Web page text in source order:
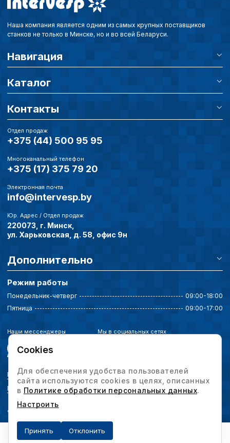
Наша компания является одним из самых крупных поставщиков
станков не только в Минске, но и во всей Беларуси.
Навигация
Каталог
Контакты
Отдел продаж
+375 (44) 500 95 95
Многоканальный телефон
+375 (17) 375 79 20
Электронная почта
info@intervesp.by
Юр. Адрес / Отдел продаж
220073, г. Минск,
ул. Харьковская, д. 58, офис 9н
Дополнительно
Режим работы
Понедельник-четверг
09:00-18:00
Пятница
09:00-17:00
Наши мессенджеры Мы в социальных сетях
Политика конфиденциальности
Выбор настроек cookie
© 2026 Интервесп — производственное оборудование. Все права защищены.
Cookies
Для обеспечения удобства пользователей
сайта используются cookies в целях, описанных
в Политике обработки персональных данных.
Настроить
Принять Отклонить